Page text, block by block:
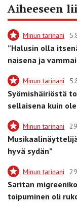
Aiheeseen
Minun tarinani
”Halusin olla
naisena ja
Minun tarinani
Syömishäiriöstä
sellaisena kuin
Minun tarinani
hyvä sydän”
Minun tarinani
Saritan
toipuminen oli